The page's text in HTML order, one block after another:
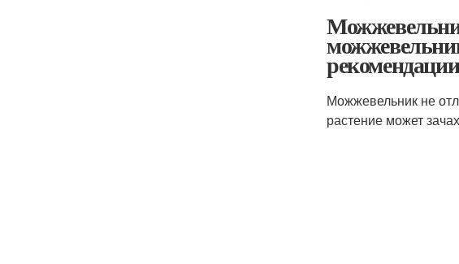
рекомендации
Можжевельник не
растение может